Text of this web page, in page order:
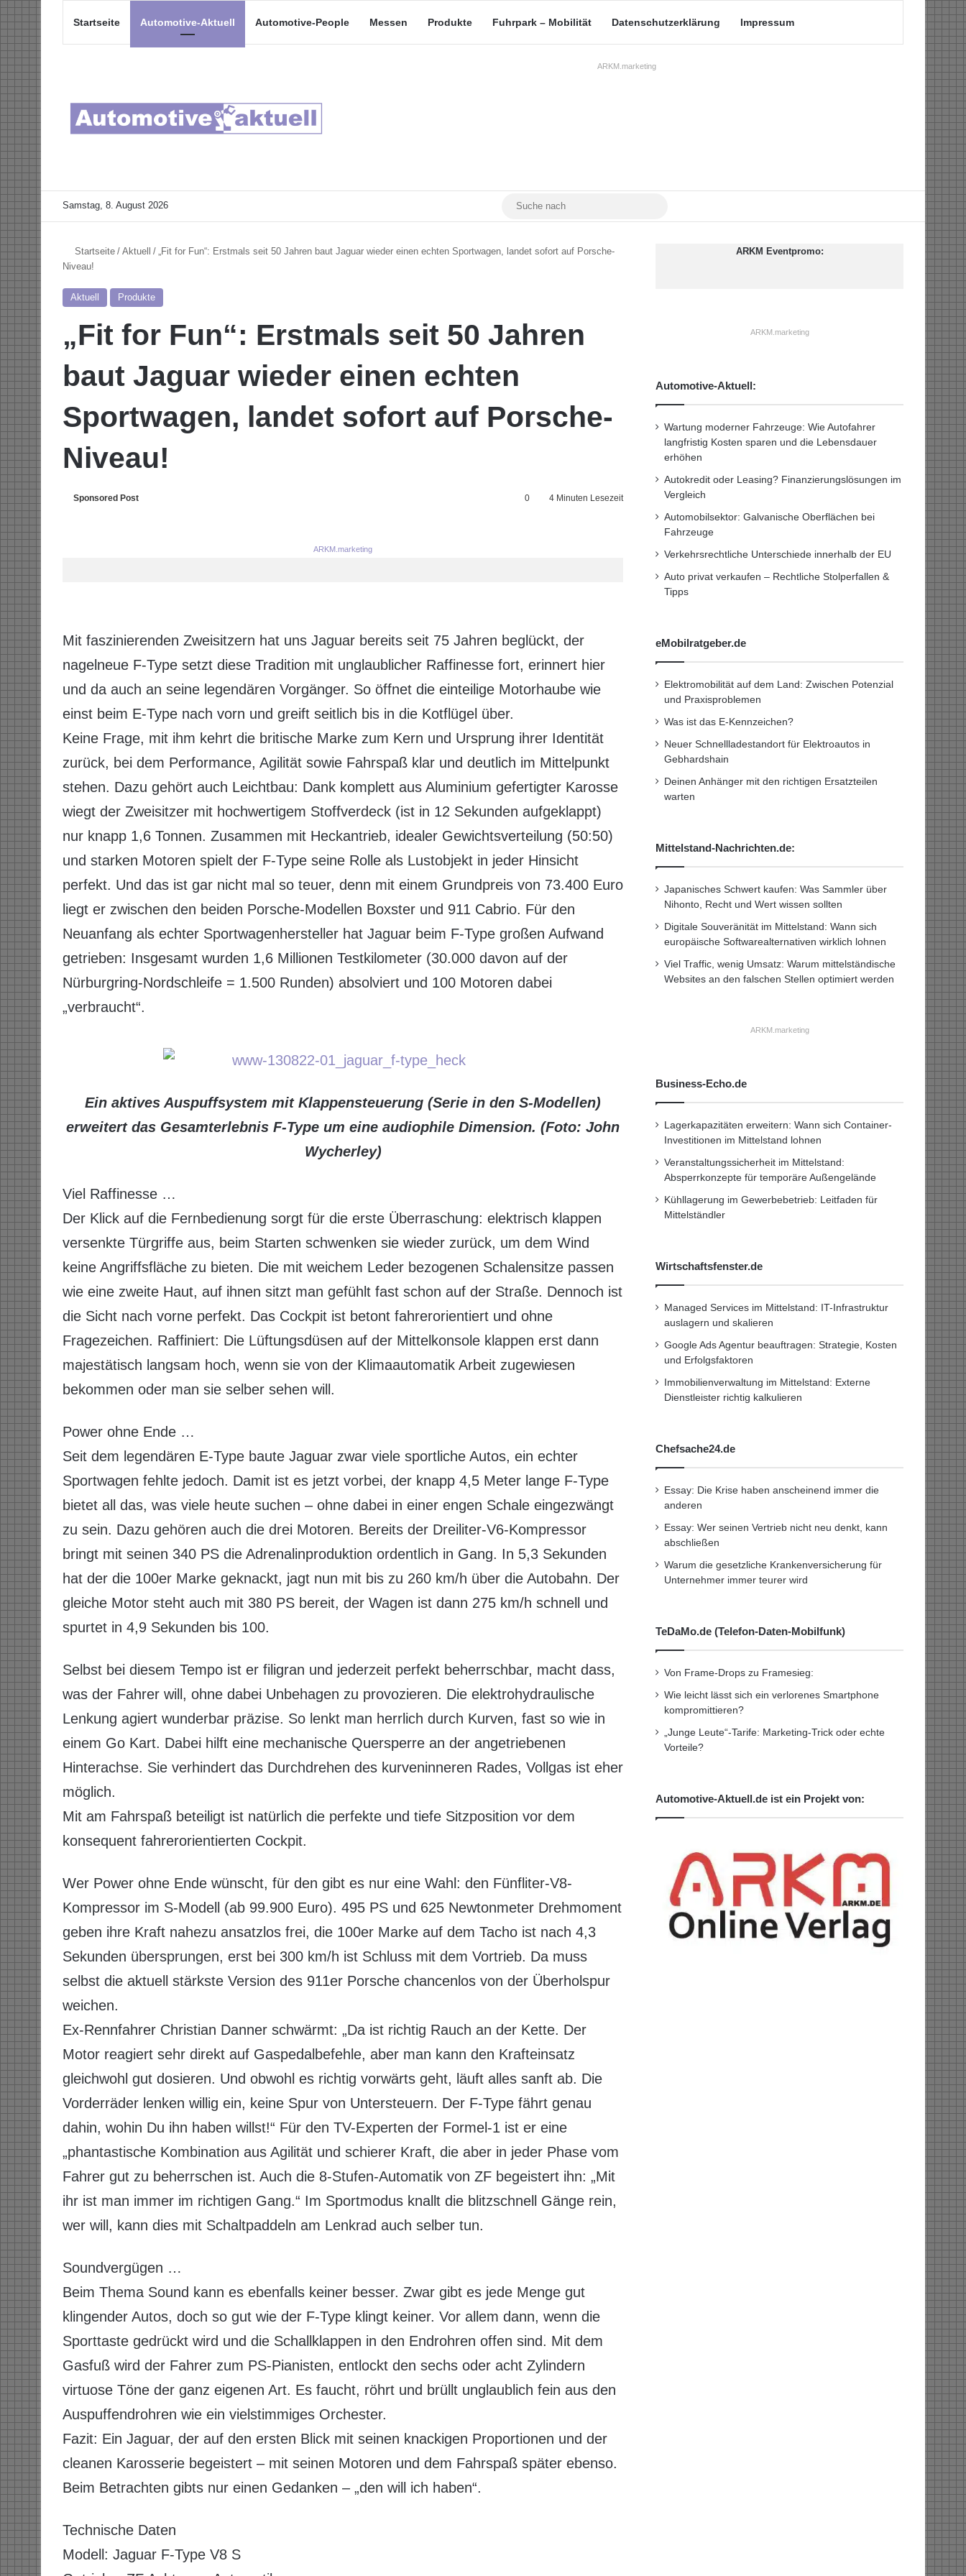
Startseite Automotive-Aktuell Automotive-People Messen Produkte Fuhrpark – Mobilität Datenschutzerklärung Impressum
ARKM.marketing
Samstag, 8. August 2026 YouTubeMastodon
Startseite / Aktuell / „Fit for Fun“: Erstmals seit 50 Jahren baut Jaguar wieder einen echten Sportwagen, landet sofort auf Porsche-
Niveau!
Aktuell Produkte
„Fit for Fun“: Erstmals seit 50 Jahren
baut Jaguar wieder einen echten
Sportwagen, landet sofort auf Porsche-
Niveau!
Sponsored Post 0 4 Minuten Lesezeit
ARKM.marketing
Mit faszinierenden Zweisitzern hat uns Jaguar bereits seit 75 Jahren beglückt, der
nagelneue F-Type setzt diese Tradition mit unglaublicher Raffinesse fort, erinnert hier
und da auch an seine legendären Vorgänger. So öffnet die einteilige Motorhaube wie
einst beim E-Type nach vorn und greift seitlich bis in die Kotflügel über.
Keine Frage, mit ihm kehrt die britische Marke zum Kern und Ursprung ihrer Identität
zurück, bei dem Performance, Agilität sowie Fahrspaß klar und deutlich im Mittelpunkt
stehen. Dazu gehört auch Leichtbau: Dank komplett aus Aluminium gefertigter Karosse
wiegt der Zweisitzer mit hochwertigem Stoffverdeck (ist in 12 Sekunden aufgeklappt)
nur knapp 1,6 Tonnen. Zusammen mit Heckantrieb, idealer Gewichtsverteilung (50:50)
und starken Motoren spielt der F-Type seine Rolle als Lustobjekt in jeder Hinsicht
perfekt. Und das ist gar nicht mal so teuer, denn mit einem Grundpreis von 73.400 Euro
liegt er zwischen den beiden Porsche-Modellen Boxster und 911 Cabrio. Für den
Neuanfang als echter Sportwagenhersteller hat Jaguar beim F-Type großen Aufwand
getrieben: Insgesamt wurden 1,6 Millionen Testkilometer (30.000 davon auf der
Nürburgring-Nordschleife = 1.500 Runden) absolviert und 100 Motoren dabei
„verbraucht“.
Ein aktives Auspuffsystem mit Klappensteuerung (Serie in den S-Modellen)
erweitert das Gesamterlebnis F-Type um eine audiophile Dimension. (Foto: John
Wycherley)
Viel Raffinesse …
Der Klick auf die Fernbedienung sorgt für die erste Überraschung: elektrisch klappen
versenkte Türgriffe aus, beim Starten schwenken sie wieder zurück, um dem Wind
keine Angriffsfläche zu bieten. Die mit weichem Leder bezogenen Schalensitze passen
wie eine zweite Haut, auf ihnen sitzt man gefühlt fast schon auf der Straße. Dennoch ist
die Sicht nach vorne perfekt. Das Cockpit ist betont fahrerorientiert und ohne
Fragezeichen. Raffiniert: Die Lüftungsdüsen auf der Mittelkonsole klappen erst dann
majestätisch langsam hoch, wenn sie von der Klimaautomatik Arbeit zugewiesen
bekommen oder man sie selber sehen will.
Power ohne Ende …
Seit dem legendären E-Type baute Jaguar zwar viele sportliche Autos, ein echter
Sportwagen fehlte jedoch. Damit ist es jetzt vorbei, der knapp 4,5 Meter lange F-Type
bietet all das, was viele heute suchen – ohne dabei in einer engen Schale eingezwängt
zu sein. Dazu gehören auch die drei Motoren. Bereits der Dreiliter-V6-Kompressor
bringt mit seinen 340 PS die Adrenalinproduktion ordentlich in Gang. In 5,3 Sekunden
hat der die 100er Marke geknackt, jagt nun mit bis zu 260 km/h über die Autobahn. Der
gleiche Motor steht auch mit 380 PS bereit, der Wagen ist dann 275 km/h schnell und
spurtet in 4,9 Sekunden bis 100.
Selbst bei diesem Tempo ist er filigran und jederzeit perfekt beherrschbar, macht dass,
was der Fahrer will, ohne dabei Unbehagen zu provozieren. Die elektrohydraulische
Lenkung agiert wunderbar präzise. So lenkt man herrlich durch Kurven, fast so wie in
einem Go Kart. Dabei hilft eine mechanische Quersperre an der angetriebenen
Hinterachse. Sie verhindert das Durchdrehen des kurveninneren Rades, Vollgas ist eher
möglich.
Mit am Fahrspaß beteiligt ist natürlich die perfekte und tiefe Sitzposition vor dem
konsequent fahrerorientierten Cockpit.
Wer Power ohne Ende wünscht, für den gibt es nur eine Wahl: den Fünfliter-V8-
Kompressor im S-Modell (ab 99.900 Euro). 495 PS und 625 Newtonmeter Drehmoment
geben ihre Kraft nahezu ansatzlos frei, die 100er Marke auf dem Tacho ist nach 4,3
Sekunden übersprungen, erst bei 300 km/h ist Schluss mit dem Vortrieb. Da muss
selbst die aktuell stärkste Version des 911er Porsche chancenlos von der Überholspur
weichen.
Ex-Rennfahrer Christian Danner schwärmt: „Da ist richtig Rauch an der Kette. Der
Motor reagiert sehr direkt auf Gaspedalbefehle, aber man kann den Krafteinsatz
gleichwohl gut dosieren. Und obwohl es richtig vorwärts geht, läuft alles sanft ab. Die
Vorderräder lenken willig ein, keine Spur von Untersteuern. Der F-Type fährt genau
dahin, wohin Du ihn haben willst!“ Für den TV-Experten der Formel-1 ist er eine
„phantastische Kombination aus Agilität und schierer Kraft, die aber in jeder Phase vom
Fahrer gut zu beherrschen ist. Auch die 8-Stufen-Automatik von ZF begeistert ihn: „Mit
ihr ist man immer im richtigen Gang.“ Im Sportmodus knallt die blitzschnell Gänge rein,
wer will, kann dies mit Schaltpaddeln am Lenkrad auch selber tun.
Soundvergügen …
Beim Thema Sound kann es ebenfalls keiner besser. Zwar gibt es jede Menge gut
klingender Autos, doch so gut wie der F-Type klingt keiner. Vor allem dann, wenn die
Sporttaste gedrückt wird und die Schallklappen in den Endrohren offen sind. Mit dem
Gasfuß wird der Fahrer zum PS-Pianisten, entlockt den sechs oder acht Zylindern
virtuose Töne der ganz eigenen Art. Es faucht, röhrt und brüllt unglaublich fein aus den
Auspuffendrohren wie ein vielstimmiges Orchester.
Fazit: Ein Jaguar, der auf den ersten Blick mit seinen knackigen Proportionen und der
cleanen Karosserie begeistert – mit seinen Motoren und dem Fahrspaß später ebenso.
Beim Betrachten gibts nur einen Gedanken – „den will ich haben“.
Technische Daten
Modell: Jaguar F-Type V8 S
ARKM Eventpromo:
ARKM.marketing
Automotive-Aktuell:
Wartung moderner Fahrzeuge: Wie Autofahrer
langfristig Kosten sparen und die Lebensdauer
erhöhen
Autokredit oder Leasing? Finanzierungslösungen im
Vergleich
Automobilsektor: Galvanische Oberflächen bei
Fahrzeuge
Verkehrsrechtliche Unterschiede innerhalb der EU
Auto privat verkaufen – Rechtliche Stolperfallen &
Tipps
eMobilratgeber.de
Elektromobilität auf dem Land: Zwischen Potenzial
und Praxisproblemen
Was ist das E-Kennzeichen?
Neuer Schnellladestandort für Elektroautos in
Gebhardshain
Deinen Anhänger mit den richtigen Ersatzteilen
warten
Mittelstand-Nachrichten.de:
Japanisches Schwert kaufen: Was Sammler über
Nihonto, Recht und Wert wissen sollten
Digitale Souveränität im Mittelstand: Wann sich
europäische Softwarealternativen wirklich lohnen
Viel Traffic, wenig Umsatz: Warum mittelständische
Websites an den falschen Stellen optimiert werden
ARKM.marketing
Business-Echo.de
Lagerkapazitäten erweitern: Wann sich Container-
Investitionen im Mittelstand lohnen
Veranstaltungssicherheit im Mittelstand:
Absperrkonzepte für temporäre Außengelände
Kühllagerung im Gewerbebetrieb: Leitfaden für
Mittelständler
Wirtschaftsfenster.de
Managed Services im Mittelstand: IT-Infrastruktur
auslagern und skalieren
Google Ads Agentur beauftragen: Strategie, Kosten
und Erfolgsfaktoren
Immobilienverwaltung im Mittelstand: Externe
Dienstleister richtig kalkulieren
Chefsache24.de
Essay: Die Krise haben anscheinend immer die
anderen
Essay: Wer seinen Vertrieb nicht neu denkt, kann
abschließen
Warum die gesetzliche Krankenversicherung für
Unternehmer immer teurer wird
TeDaMo.de (Telefon-Daten-Mobilfunk)
Von Frame-Drops zu Framesieg:
Wie leicht lässt sich ein verlorenes Smartphone
kompromittieren?
„Junge Leute“-Tarife: Marketing-Trick oder echte
Vorteile?
Automotive-Aktuell.de ist ein Projekt von: